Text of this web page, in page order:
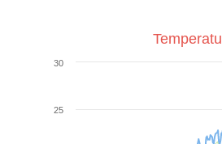
25
30